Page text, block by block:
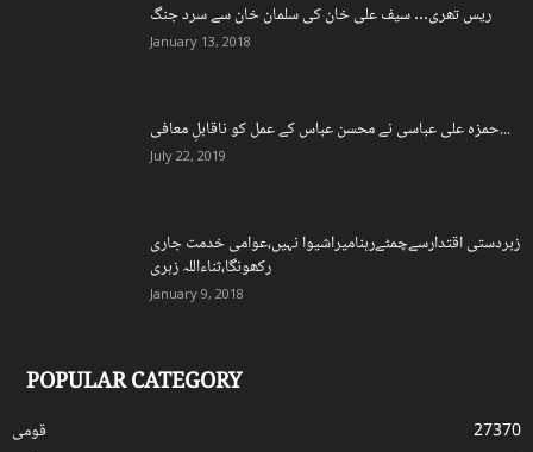
ریس تھری… سیف علی خان کی سلمان خان سے سرد جنگ
January 13, 2018
حمزہ علی عباسی نے محسن عباس کے عمل کو ناقابلِ معافی...
July 22, 2019
زبردستی اقتدارسےچمٹےرہنامیراشیوا نہیں،عوامی خدمت جاری
رکھونگا،ثناءاللہ زہری
January 9, 2018
POPULAR CATEGORY
قومی
27370